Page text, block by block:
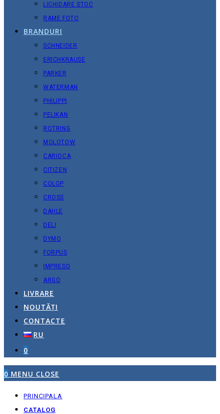
LICHIDARE STOC
RAME FOTO
BRANDURI
SCHNEIDER
ERICHKRAUSE
PARKER
WATERMAN
PHILIPPI
PELIKAN
ROTRING
MOLOTOW
CARIOCA
CITIZEN
COLOP
CROSS
DAHLE
DELI
DYMO
FORPUS
IMPRESO
ARGO
LIVRARE
NOUTĂȚI
CONTACTE
RU
0
0 MENU CLOSE
PRINCIPALA
CATALOG